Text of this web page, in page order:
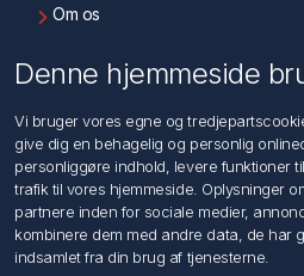
Om os
Søg
Min konto
Min konto
Ordrer
Denne hjemmeside
Vi bruger vores egne og
give dig en behagelig og personlig
personliggøre indhold, levere funktioner
trafik til vores hjemmeside. Oplysninger
partnere inden for sociale medier,
kombinere dem med andre data, de har
indsamlet fra din brug af tjenesterne.